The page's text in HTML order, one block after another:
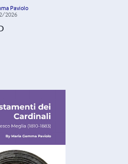
Paviolo
2026